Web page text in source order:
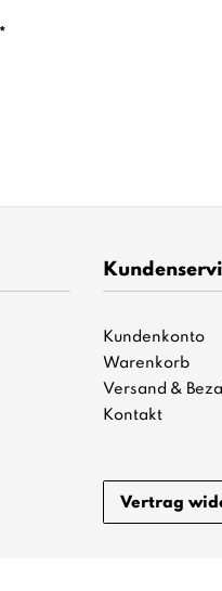
Kundenkonto
Warenkorb
Versand &
Kontakt
Vertrag